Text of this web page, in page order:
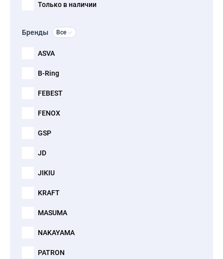
Только в наличии
Бренды Все
ASVA
B-Ring
FEBEST
FENOX
GSP
JD
JIKIU
KRAFT
MASUMA
NAKAYAMA
PATRON